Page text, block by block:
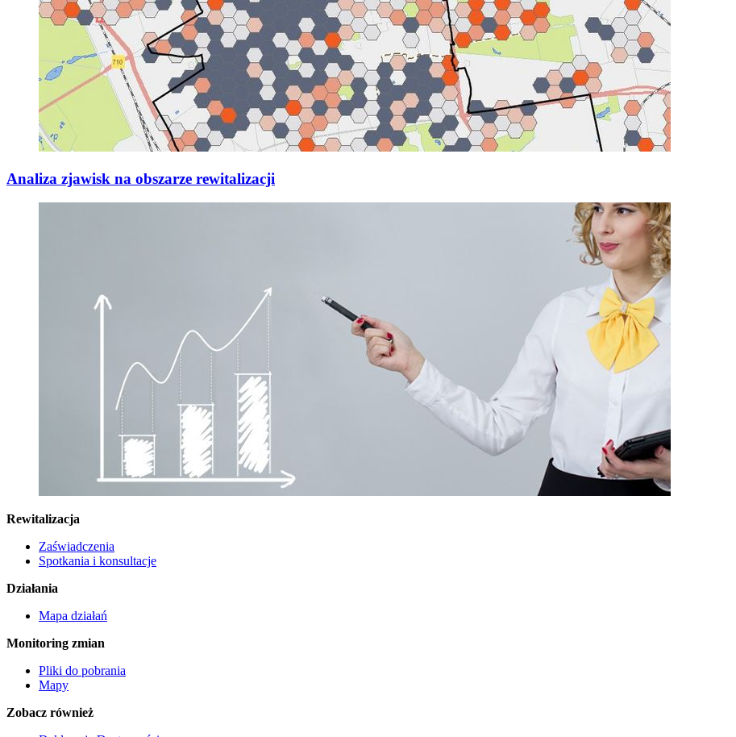
Analiza zjawisk na obszarze rewitalizacji
Rewitalizacja
Zaświadczenia
Spotkania i konsultacje
Działania
Mapa działań
Monitoring zmian
Pliki do pobrania
Mapy
Zobacz również